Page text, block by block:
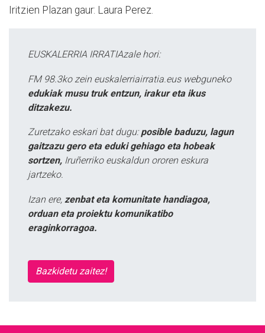
Iritzien Plazan gaur: Laura Perez.
EUSKALERRIA IRRATIAzale hori:
FM 98.3ko zein euskalerriairratia.eus webguneko
edukiak musu truk entzun, irakur eta ikus
ditzakezu.
Zuretzako eskari bat dugu: posible baduzu, lagun
gaitzazu gero eta eduki gehiago eta hobeak
sortzen, Iruñerriko euskaldun ororen eskura
jartzeko.
Izan ere, zenbat eta komunitate handiagoa,
orduan eta proiektu komunikatibo
eraginkorragoa.
Bazkidetu zaitez!